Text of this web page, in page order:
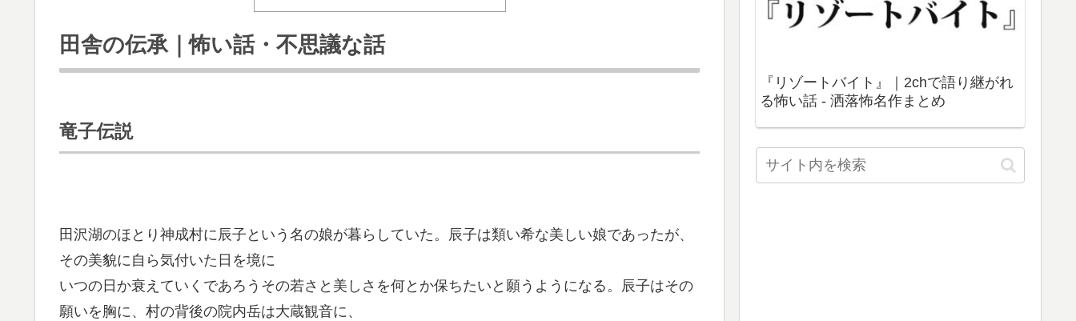
田舎の伝承｜怖い話・不思議な話
竜子伝説
田沢湖のほとり神成村に辰子という名の娘が暮らしていた。辰子は類い希な美しい娘であったが、
その美貌に自ら気付いた日を境に
いつの日か衰えていくであろうその若さと美しさを何とか保ちたいと願うようになる。辰子はその
願いを胸に、村の背後の院内岳は大蔵観音に、
『リゾートバイト』｜2chで語り継がれ
る怖い話 - 洒落怖名作まとめ